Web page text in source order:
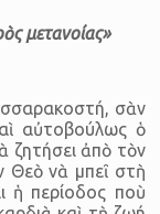
μετανοίας»
σὰν
αὐτοβούλως ὁ
ζητήσει ἀπὸ τὸν
Θεὸ νὰ μπεῖ στὴ
ἡ περίοδος ποὺ